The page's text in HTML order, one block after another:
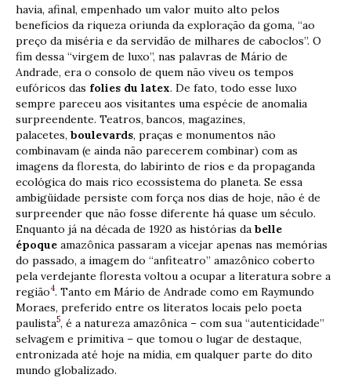
havia, afinal, empenhado um valor muito alto pelos
benefícios da riqueza oriunda da exploração da goma, “ao
preço da miséria e da servidão de milhares de caboclos”. O
fim dessa “virgem de luxo”, nas palavras de Mário de
Andrade, era o consolo de quem não viveu os tempos
eufóricos das folies du latex. De fato, todo esse luxo
sempre pareceu aos visitantes uma espécie de anomalia
surpreendente. Teatros, bancos, magazines,
palacetes, boulevards, praças e monumentos não
combinavam (e ainda não parecerem combinar) com as
imagens da floresta, do labirinto de rios e da propaganda
ecológica do mais rico ecossistema do planeta. Se essa
ambigüidade persiste com força nos dias de hoje, não é de
surpreender que não fosse diferente há quase um século.
Enquanto já na década de 1920 as histórias da belle
époque amazônica passaram a vicejar apenas nas memórias
do passado, a imagem do “anfiteatro” amazônico coberto
pela verdejante floresta voltou a ocupar a literatura sobre a
região4. Tanto em Mário de Andrade como em Raymundo
Moraes, preferido entre os literatos locais pelo poeta
paulista5, é a natureza amazônica – com sua “autenticidade”
selvagem e primitiva – que tomou o lugar de destaque,
entronizada até hoje na mídia, em qualquer parte do dito
mundo globalizado.